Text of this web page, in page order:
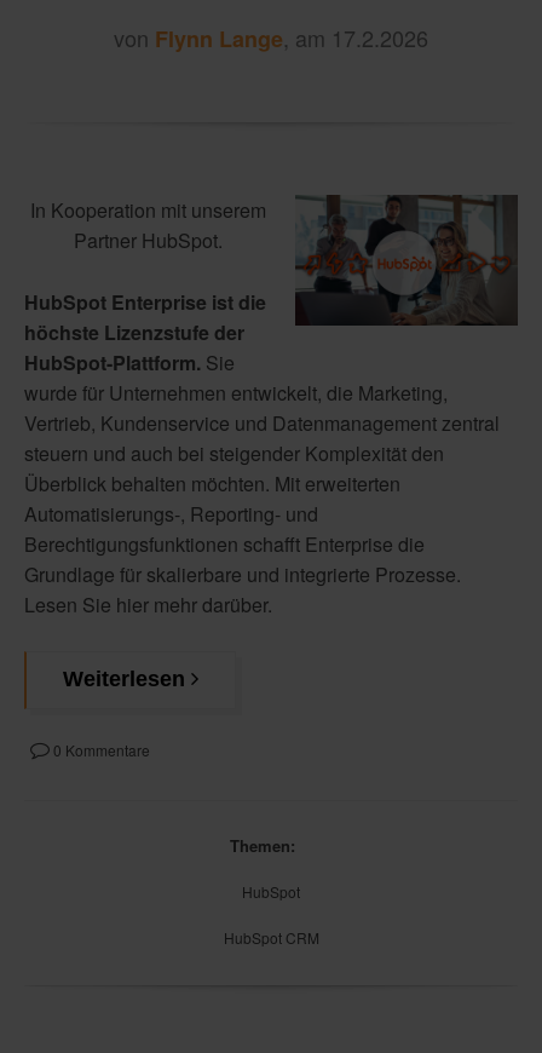
von Flynn Lange, am 17.2.2026
In Kooperation mit unserem
Partner HubSpot.
HubSpot Enterprise ist die
höchste Lizenzstufe der
HubSpot-Plattform. Sie
wurde für Unternehmen entwickelt, die Marketing,
Vertrieb, Kundenservice und Datenmanagement zentral
steuern und auch bei steigender Komplexität den
Überblick behalten möchten. Mit erweiterten
Automatisierungs-, Reporting- und
Berechtigungsfunktionen schafft Enterprise die
Grundlage für skalierbare und integrierte Prozesse.
Lesen Sie hier mehr darüber.
Weiterlesen
0 Kommentare
Themen:
HubSpot
HubSpot CRM